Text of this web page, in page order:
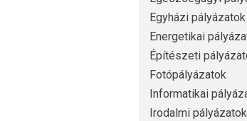
Egyházi pályázatok
Energetikai
Építészeti
Fotópályázatok
Informatikai
Irodalmi pályázatok